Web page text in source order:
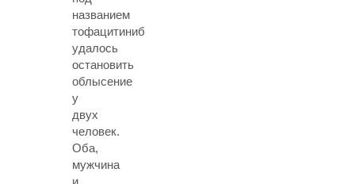
названием
тофацитиниб
удалось
остановить
облысение
у
двух
человек.
Оба,
мужчина